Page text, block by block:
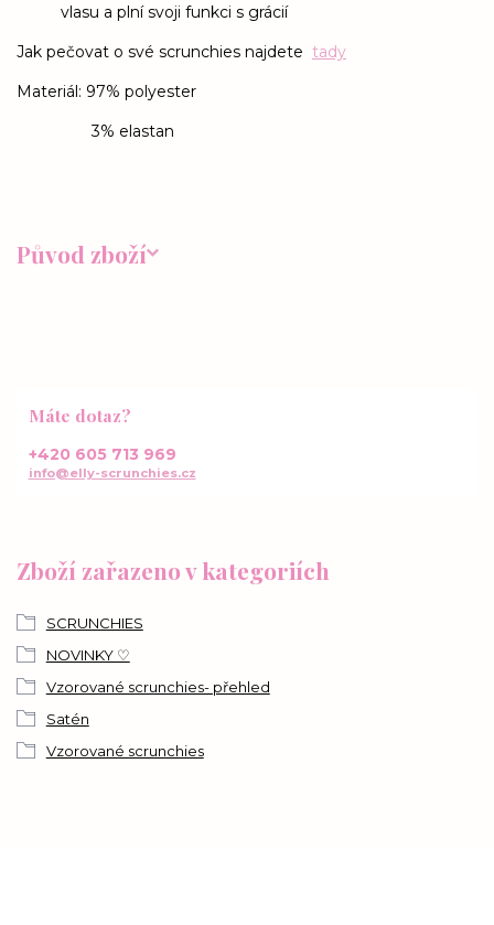
vlasu a plní svoji funkci s grácií
Jak pečovat o své scrunchies najdete tady
Materiál: 97% polyester
3% elastan
Původ zboží
Zboží zařazeno v kategoriích
SCRUNCHIES
NOVINKY ♡
Vzorované scrunchies- přehled
Satén
Vzorované scrunchies
Máte dotaz?
+420 605 713 969
info@elly-scrunchies.cz